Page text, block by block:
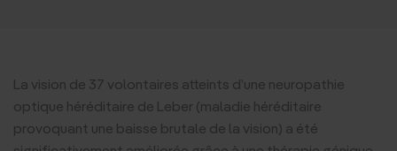
La vision de 37 volontaires atteints d’une neuropathie
optique héréditaire de Leber (maladie héréditaire
provoquant une baisse brutale de la vision) a été